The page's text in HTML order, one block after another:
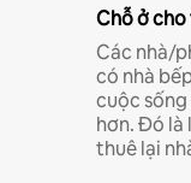
Chỗ ở
Các nhà/
có nhà
cuộc
hơn. Đó là
thuê lại